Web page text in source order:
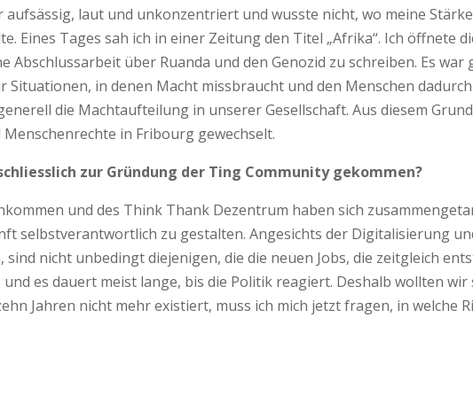
aufsässig, laut und unkonzentriert und wusste nicht, wo meine
Eines Tages sah ich in einer Zeitung den Titel „Afrika“. Ich öffnete
Abschlussarbeit über Ruanda und den Genozid zu schreiben. Es
in denen Macht missbraucht und den Menschen
die Machtaufteilung in unserer Gesellschaft. Aus diesem
in Fribourg gewechselt.
zur Gründung der Ting Community gekommen?
und des Think Thank Dezentrum haben sich
selbstverantwortlich zu gestalten. Angesichts der Digitalisierung
nicht unbedingt diejenigen, die die neuen Jobs, die zeitgleich
es dauert meist lange, bis die Politik reagiert. Deshalb wollten
Jahren nicht mehr existiert, muss ich mich jetzt fragen, in